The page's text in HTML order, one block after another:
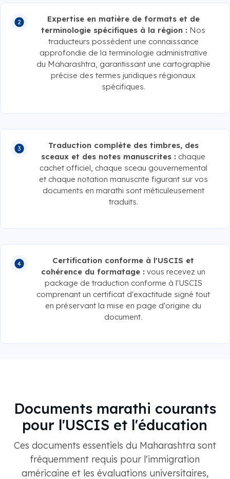
Expertise en matière de formats et de
terminologie spécifiques à la région : Nos
traducteurs possèdent une connaissance
approfondie de la terminologie administrative
du Maharashtra, garantissant une cartographie
précise des termes juridiques régionaux
spécifiques.
Traduction complète des timbres, des
sceaux et des notes manuscrites : chaque
cachet officiel, chaque sceau gouvernemental
et chaque notation manuscrite figurant sur vos
documents en marathi sont méticuleusement
traduits.
Certification conforme à l'USCIS et
cohérence du formatage : vous recevez un
package de traduction conforme à l'USCIS
comprenant un certificat d'exactitude signé tout
en préservant la mise en page d'origine du
document.
Documents marathi courants
pour l'USCIS et l'éducation
Ces documents essentiels du Maharashtra sont
fréquemment requis pour l'immigration
américaine et les évaluations universitaires,